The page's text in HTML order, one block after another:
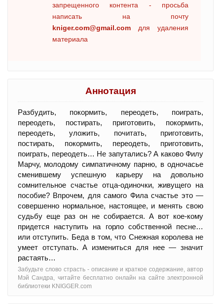
запрещенного контента - просьба
написать на почту
kniger.com@gmail.com для удаления
материала
Аннотация
Разбудить, покормить, переодеть, поиграть,
переодеть, постирать, приготовить, покормить,
переодеть, уложить, почитать, приготовить,
постирать, покормить, переодеть, приготовить,
поиграть, переодеть… Не запутались? А каково Филу
Марчу, молодому симпатичному парню, в одночасье
сменившему успешную карьеру на довольно
сомнительное счастье отца-одиночки, живущего на
пособие? Впрочем, для самого Фила счастье это —
совершенно нормальное, настоящее, и менять свою
судьбу еще раз он не собирается. А вот кое-кому
придется наступить на горло собственной песне…
или отступить. Беда в том, что Снежная королева не
умеет отступать. А измениться для нее — значит
растаять…
Забудьте слово страсть - oписание и краткое содержание, автор
Мэй Сандра, читайте бесплатно онлайн на сайте электронной
библиотеки KNIGGER.com